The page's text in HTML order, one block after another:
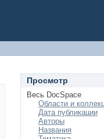
Просмотр
Весь DocSpace
Области и
Дата публикации
Авторы
Названия